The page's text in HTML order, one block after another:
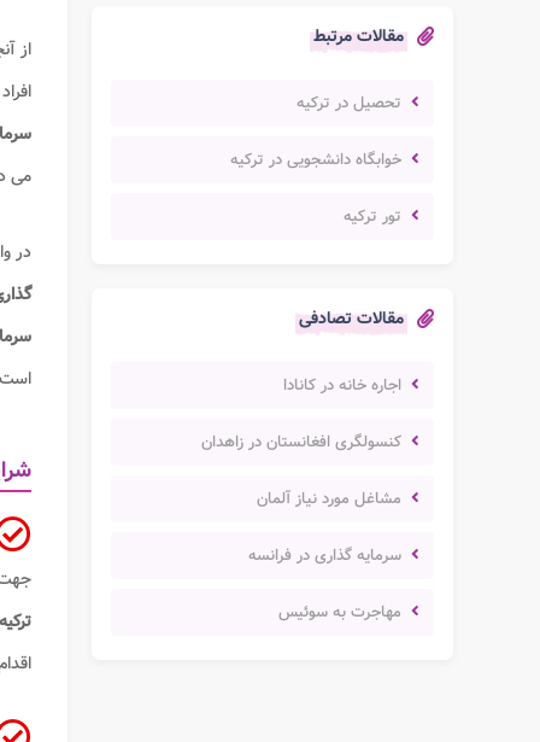
مقالات مرتبط
تحصیل در ترکیه
خوابگاه دانشجویی در ترکیه
تور ترکیه
مقالات تصادفی
اجاره خانه در کانادا
کنسولگری افغانستان در زاهدان
مشاغل مورد نیاز آلمان
سرمایه گذاری در فرانسه
مهاجرت به سوئیس
از
می
در
ترکیه